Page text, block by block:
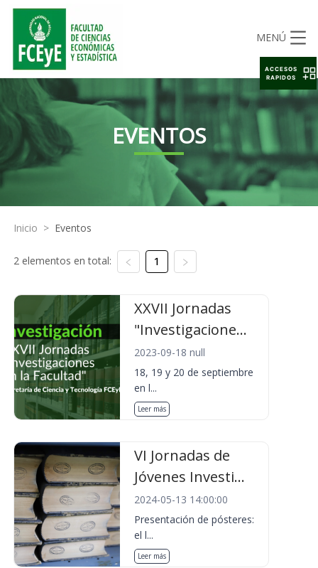
MENÚ
EVENTOS
Inicio > Eventos
2 elementos en total: 1
XXVII Jornadas
"Investigacione...
2023-09-18 null
18, 19 y 20 de septiembre
en l...
Leer más
VI Jornadas de
Jóvenes Investi...
2024-05-13 14:00:00
Presentación de pósteres:
el l...
Leer más
ACCESOS
RAPIDOS